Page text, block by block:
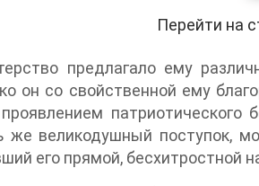
Перейти на
предлагало ему
он со свойственной ему
же великодушный поступок,
его прямой, бесхитростной